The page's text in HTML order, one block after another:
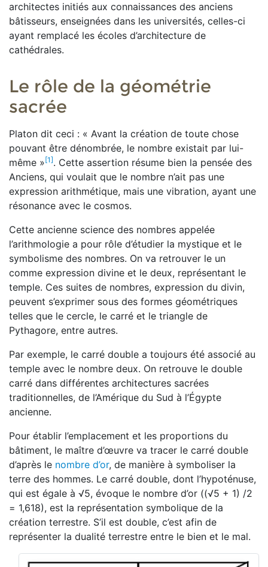
architectes initiés aux connaissances des anciens
bâtisseurs, enseignées dans les universités, celles-ci
ayant remplacé les écoles d’architecture de
cathédrales.
Le rôle de la géométrie
sacrée
Platon dit ceci : « Avant la création de toute chose
pouvant être dénombrée, le nombre existait par lui-
même »[1]. Cette assertion résume bien la pensée des
Anciens, qui voulait que le nombre n’ait pas une
expression arithmétique, mais une vibration, ayant une
résonance avec le cosmos.
Cette ancienne science des nombres appelée
l’arithmologie a pour rôle d’étudier la mystique et le
symbolisme des nombres. On va retrouver le un
comme expression divine et le deux, représentant le
temple. Ces suites de nombres, expression du divin,
peuvent s’exprimer sous des formes géométriques
telles que le cercle, le carré et le triangle de
Pythagore, entre autres.
Par exemple, le carré double a toujours été associé au
temple avec le nombre deux. On retrouve le double
carré dans différentes architectures sacrées
traditionnelles, de l’Amérique du Sud à l’Égypte
ancienne.
Pour établir l’emplacement et les proportions du
bâtiment, le maître d’œuvre va tracer le carré double
d’après le nombre d’or, de manière à symboliser la
terre des hommes. Le carré double, dont l’hypoténuse,
qui est égale à √5, évoque le nombre d’or ((√5 + 1) /2
= 1,618), est la représentation symbolique de la
création terrestre. S’il est double, c’est afin de
représenter la dualité terrestre entre le bien et le mal.